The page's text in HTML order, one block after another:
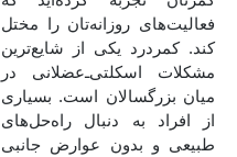
فعالیت‌های روزانه‌تان را مختل
کند. کمردرد یکی از شایع‌ترین
مشکلات اسکلتی‌ـ‌عضلانی در
میان بزرگسالان است. بسیاری
از افراد به دنبال راه‌حل‌های
طبیعی و بدون عوارض جانبی